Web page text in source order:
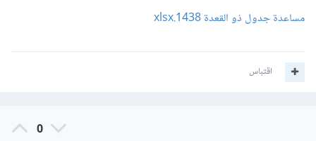
مساعدة جدول ذو القعدة 1438.xlsx
اقتباس
0